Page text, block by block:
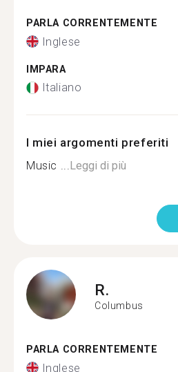
PARLA CORRENTEMENTE
Inglese
IMPARA
Italiano
I miei argomenti preferiti
Music ...Leggi di più
R.
Columbus
PARLA CORRENTEMENTE
Inglese